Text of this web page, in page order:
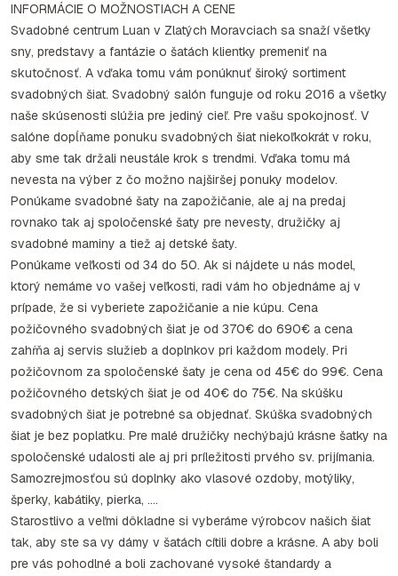
INFORMÁCIE O MOŽNOSTIACH A CENE
Svadobné centrum Luan v Zlatých Moravciach sa snaží všetky
sny, predstavy a fantázie o šatách klientky premeniť na
skutočnosť. A vďaka tomu vám ponúknuť široký sortiment
svadobných šiat. Svadobný salón funguje od roku 2016 a všetky
naše skúsenosti slúžia pre jediný cieľ. Pre vašu spokojnosť. V
salóne dopĺňame ponuku svadobných šiat niekoľkokrát v roku,
aby sme tak držali neustále krok s trendmi. Vďaka tomu má
nevesta na výber z čo možno najširšej ponuky modelov.
Ponúkame svadobné šaty na zapožičanie, ale aj na predaj
rovnako tak aj spoločenské šaty pre nevesty, družičky aj
svadobné maminy a tiež aj detské šaty.
Ponúkame veľkosti od 34 do 50. Ak si nájdete u nás model,
ktorý nemáme vo vašej veľkosti, radi vám ho objednáme aj v
prípade, že si vyberiete zapožičanie a nie kúpu. Cena
požičovného svadobných šiat je od 370€ do 690€ a cena
zahŕňa aj servis služieb a doplnkov pri každom modely. Pri
požičovnom za spoločenské šaty je cena od 45€ do 99€. Cena
požičovného detských šiat je od 40€ do 75€. Na skúšku
svadobných šiat je potrebné sa objednať. Skúška svadobných
šiat je bez poplatku. Pre malé družičky nechýbajú krásne šatky na
spoločenské udalosti ale aj pri príležitosti prvého sv. prijímania.
Samozrejmosťou sú doplnky ako vlasové ozdoby, motýliky,
šperky, kabátiky, pierka, ....
Starostlivo a veľmi dôkladne si vyberáme výrobcov našich šiat
tak, aby ste sa vy dámy v šatách cítili dobre a krásne. A aby boli
pre vás pohodlné a boli zachované vysoké štandardy a